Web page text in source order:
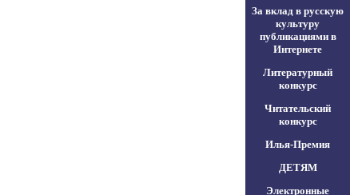
За вклад в русскую
культуру
публикациями в
Интернете
Литературный
конкурс
Читательский
конкурс
Илья-Премия
ДЕТЯМ
Электронные